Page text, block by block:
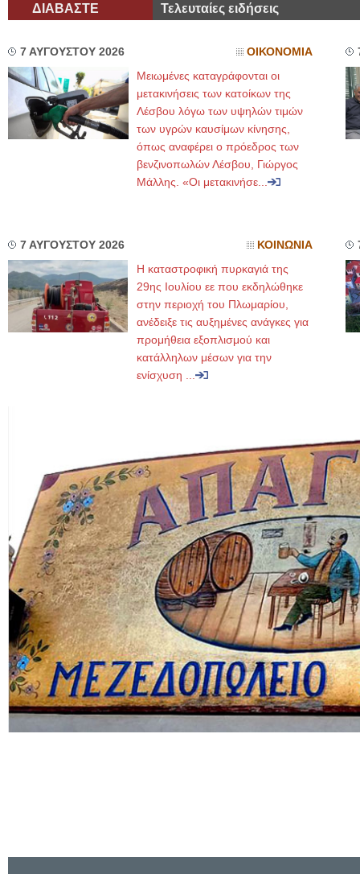
ΔΙΑΒΑΣΤΕ Τελευταίες ειδήσεις
7 ΑΥΓΟΥΣΤΟΥ 2026 ΟΙΚΟΝΟΜΙΑ
Μειωμένες καταγράφονται οι
μετακινήσεις των κατοίκων της
Λέσβου λόγω των υψηλών τιμών
των υγρών καυσίμων κίνησης,
όπως αναφέρει ο πρόεδρος των
βενζινοπωλών Λέσβου, Γιώργος
Μάλλης. «Οι μετακινήσε...
7 ΑΥΓΟΥΣΤΟΥ 2026 ΚΟΙΝΩΝΙΑ
Η καταστροφική πυρκαγιά της
29ης Ιουλίου εε που εκδηλώθηκε
στην περιοχή του Πλωμαρίου,
ανέδειξε τις αυξημένες ανάγκες για
προμήθεια εξοπλισμού και
κατάλληλων μέσων για την
ενίσχυση ...